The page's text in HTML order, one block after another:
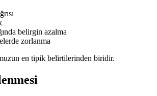
belirgin azalma
zorlanma
en tipik belirtilerinden biridir.